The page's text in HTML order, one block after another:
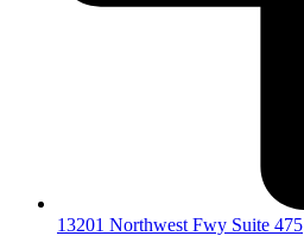
13201 Northwest Fwy Suite 475